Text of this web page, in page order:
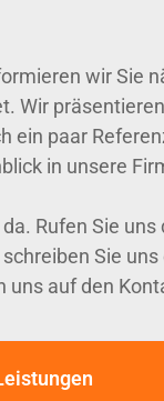
wir Sie
Wir
ein paar
in unsere
Rufen Sie
Sie uns
uns auf den